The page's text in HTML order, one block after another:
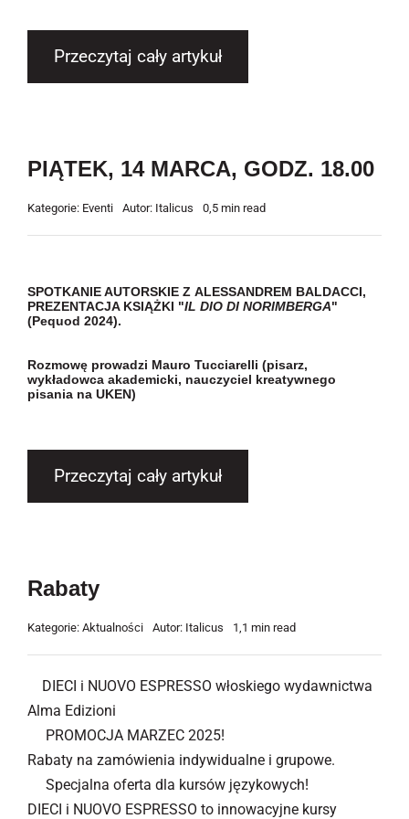
Przeczytaj cały artykuł
PIĄTEK, 14 MARCA, GODZ. 18.00
Kategorie: Eventi Autor: Italicus 0,5 min read
SPOTKANIE AUTORSKIE Z ALESSANDREM BALDACCI,
PREZENTACJA KSIĄŻKI "IL DIO DI NORIMBERGA"
(Pequod 2024).
Rozmowę prowadzi Mauro Tucciarelli (pisarz,
wykładowca akademicki, nauczyciel kreatywnego
pisania na UKEN)
Przeczytaj cały artykuł
Rabaty
Kategorie: Aktualności Autor: Italicus 1,1 min read
DIECI i NUOVO ESPRESSO włoskiego wydawnictwa
Alma Edizioni
PROMOCJA MARZEC 2025!
Rabaty na zamówienia indywidualne i grupowe.
Specjalna oferta dla kursów językowych!
DIECI i NUOVO ESPRESSO to innowacyjne kursy